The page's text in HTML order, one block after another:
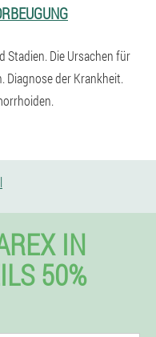
Stadien. Die Ursachen für
Diagnose der Krankheit.
IN
50%